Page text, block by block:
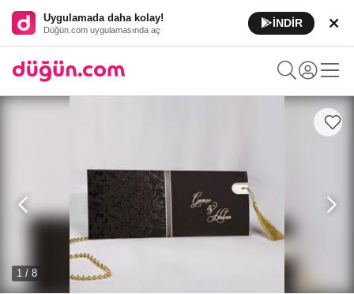
Uygulamada daha kolay!
Düğün.com uygulamasında aç
İNDİR
1 / 8